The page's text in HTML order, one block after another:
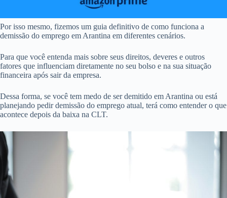
Por isso mesmo, fizemos um guia definitivo de como funciona a
demissão do emprego em Arantina em diferentes cenários.
Para que você entenda mais sobre seus direitos, deveres e outros
fatores que influenciam diretamente no seu bolso e na sua situação
financeira após sair da empresa.
Dessa forma, se você tem medo de ser demitido em Arantina ou está
planejando pedir demissão do emprego atual, terá como entender o que
acontece depois da baixa na CLT.